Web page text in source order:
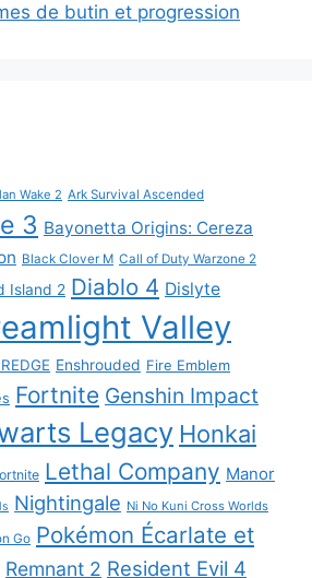
de butin et progression
Wake 2 Ark Survival Ascended
3 Bayonetta Origins: Cereza
Black Clover M Call of Duty Warzone 2
Island 2 Diablo 4 Dislyte
Valley
Enshrouded Fire Emblem
Fortnite Genshin Impact
Legacy Honkai
Lethal Company Manor
Nightingale Ni No Kuni Cross Worlds
Go Pokémon Écarlate et
Remnant 2 Resident Evil 4